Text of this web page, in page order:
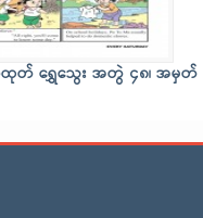
ထုတ် ရွှေသွေး အတွဲ ၄၈၊ အမှ